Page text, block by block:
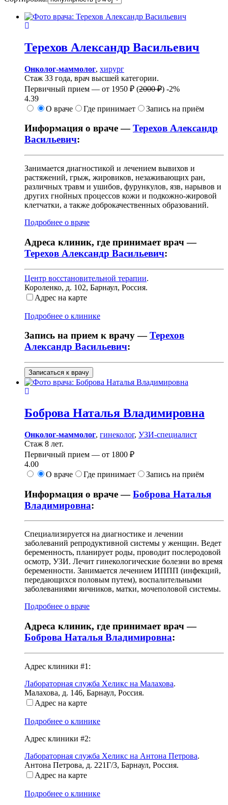
Терехов Александр Васильевич
Онколог-маммолог, хирург
Стаж 33 года, врач высшей категории.
Первичный прием — от 1950 ₽ (2000 ₽) -2%
4.39
О враче
Где принимает Запись на приём
Информация о враче —Терехов Александр
Васильевич:
Занимается диагностикой и лечением вывихов и
растяжений, грыж, жировиков, незаживающих ран,
различных травм и ушибов, фурункулов, язв, нарывов и
других гнойных процессов кожи и подкожно-жировой
клетчатки, а также доброкачественных образований.
Подробнее о враче
Адреса клиник, где принимает врач —
Терехов Александр Васильевич:
Центр восстановительной терапии.
Короленко, д. 102, Барнаул, Россия.
Адрес на карте
Подробнее о клинике
Запись на прием к врачу —Терехов
Александр Васильевич:
Записаться к врачу
Боброва Наталья Владимировна
Онколог-маммолог, гинеколог, УЗИ-специалист
Стаж 8 лет.
Первичный прием — от 1800 ₽
4.00
О враче
Где принимает Запись на приём
Информация о враче —Боброва Наталья
Владимировна:
Специализируется на диагностике и лечении
заболеваний репродуктивной системы у женщин. Ведет
беременность, планирует роды, проводит послеродовой
осмотр, УЗИ. Лечит гинекологические болезни во время
беременности. Занимается лечением ИППП (инфекций,
передающихся половым путем), воспалительными
заболеваниями яичников, матки, мочеполовой системы.
Подробнее о враче
Адреса клиник, где принимает врач —
Боброва Наталья Владимировна:
Адрес клиники #1:
Лабораторная служба Хеликс на Малахова.
Малахова, д. 146, Барнаул, Россия.
Адрес на карте
Подробнее о клинике
Адрес клиники #2:
Лабораторная служба Хеликс на Антона Петрова.
Антона Петрова, д. 221Г/3, Барнаул, Россия.
Адрес на карте
Подробнее о клинике